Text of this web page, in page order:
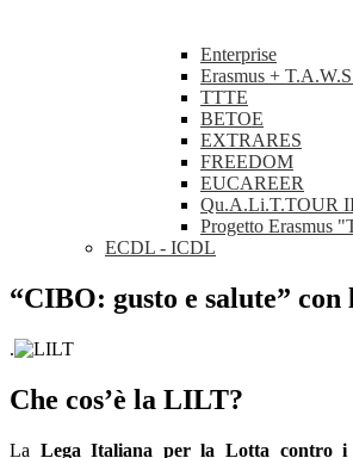
Enterprise
Erasmus +
TTTE
BETOE
EXTRARES
FREEDOM
EUCAREER
Qu.A.Li.T.TOUR
Progetto Erasmus
ECDL - ICDL
“CIBO: gusto e salute”
.
Che cos’è la LILT?
La Lega Italiana per la Lotta contro